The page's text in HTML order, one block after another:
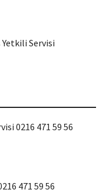
Servisi
0216 471 59 56
471 59 56